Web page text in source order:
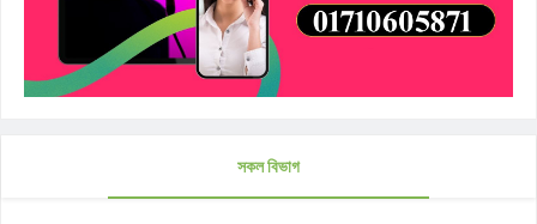
সকল বিভাগ